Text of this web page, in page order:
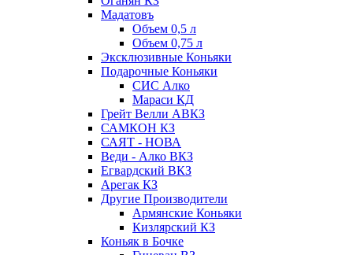
Мадатовъ
Объем 0,5 л
Объем 0,75 л
Эксклюзивные Коньяки
Подарочные Коньяки
СИС Алко
Мараси КД
Грейт Велли АВКЗ
САМКОН КЗ
САЯТ - НОВА
Веди - Алко ВКЗ
Егвардский ВКЗ
Арегак КЗ
Другие Производители
Армянские Коньяки
Кизлярский КЗ
Коньяк в Бочке